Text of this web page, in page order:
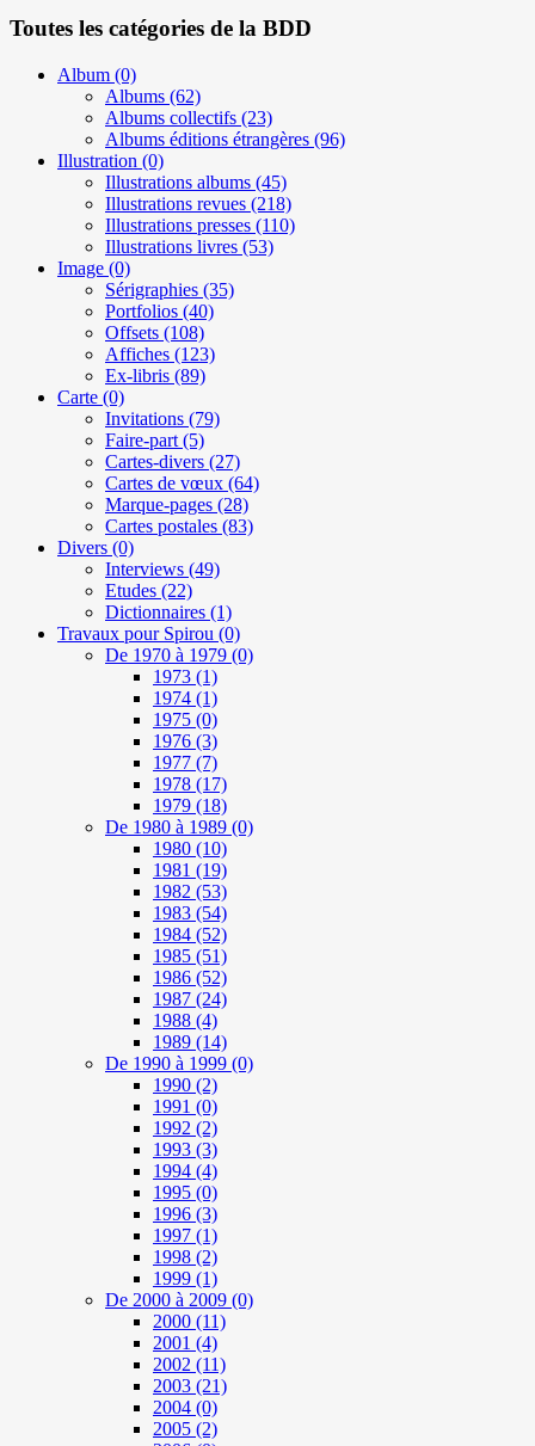
Toutes les catégories de la BDD
Album (0)
Albums (62)
Albums collectifs (23)
Albums éditions étrangères (96)
Illustration (0)
Illustrations albums (45)
Illustrations revues (218)
Illustrations presses (110)
Illustrations livres (53)
Image (0)
Sérigraphies (35)
Portfolios (40)
Offsets (108)
Affiches (123)
Ex-libris (89)
Carte (0)
Invitations (79)
Faire-part (5)
Cartes-divers (27)
Cartes de vœux (64)
Marque-pages (28)
Cartes postales (83)
Divers (0)
Interviews (49)
Etudes (22)
Dictionnaires (1)
Travaux pour Spirou (0)
De 1970 à 1979 (0)
1973 (1)
1974 (1)
1975 (0)
1976 (3)
1977 (7)
1978 (17)
1979 (18)
De 1980 à 1989 (0)
1980 (10)
1981 (19)
1982 (53)
1983 (54)
1984 (52)
1985 (51)
1986 (52)
1987 (24)
1988 (4)
1989 (14)
De 1990 à 1999 (0)
1990 (2)
1991 (0)
1992 (2)
1993 (3)
1994 (4)
1995 (0)
1996 (3)
1997 (1)
1998 (2)
1999 (1)
De 2000 à 2009 (0)
2000 (11)
2001 (4)
2002 (11)
2003 (21)
2004 (0)
2005 (2)